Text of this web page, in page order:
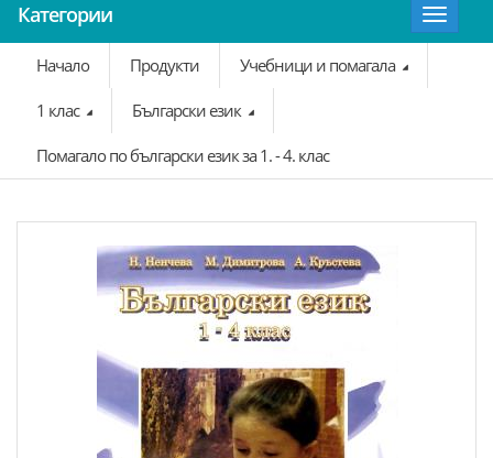
Категории
Toggle
Начало
Продукти Учебници и помагала
1 клас Български език
Помагало по български език за 1. - 4. клас